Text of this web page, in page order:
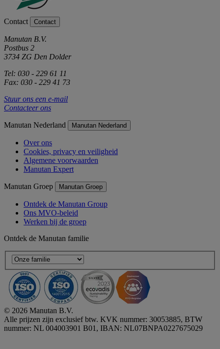
Contact Contact
Manutan B.V.
Postbus 2
3734 ZG Den Dolder
Tel: 030 - 229 61 11
Fax: 030 - 229 41 73
Stuur ons een e-mail
Contacteer ons
Manutan Nederland Manutan Nederland
Over ons
Cookies, privacy en veiligheid
Algemene voorwaarden
Manutan Expert
Manutan Groep Manutan Groep
Ontdek de Manutan Group
Ons MVO-beleid
Werken bij de groep
Ontdek de Manutan familie
© 2026 Manutan B.V.
Alle prijzen zijn exclusief btw. KVK nummer: 30053885, BTW
nummer: NL 004003901 B01, IBAN: NL07BNPA0227675029